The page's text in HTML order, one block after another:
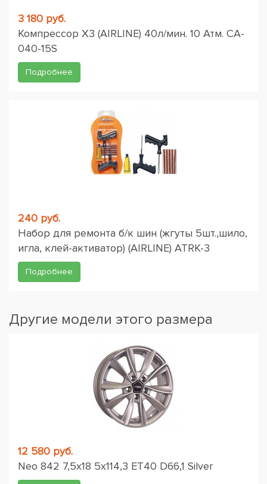
3 180 руб.
Компрессор X3 (AIRLINE) 40л/мин. 10 Атм. CA-
040-15S
Подробнее
240 руб.
Набор для ремонта б/к шин (жгуты 5шт.,шило,
игла, клей-активатор) (AIRLINE) ATRK-3
Подробнее
Другие модели этого размера
12 580 руб.
Neo 842 7,5x18 5x114,3 ET40 D66,1 Silver